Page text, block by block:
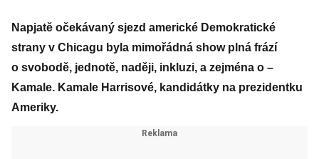
Napjatě očekávaný sjezd americké Demokratické
strany v Chicagu byla mimořádná show plná frází
o svobodě, jednotě, naději, inkluzi, a zejména o –
Kamale. Kamale Harrisové, kandidátky na prezidentku
Ameriky.